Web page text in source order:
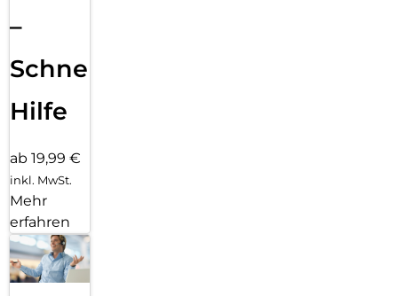
–
Schnelle
Hilfe
ab 19,99 €
inkl. MwSt.
Mehr
erfahren